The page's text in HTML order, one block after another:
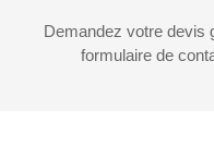
Demandez votre devis
formulaire de